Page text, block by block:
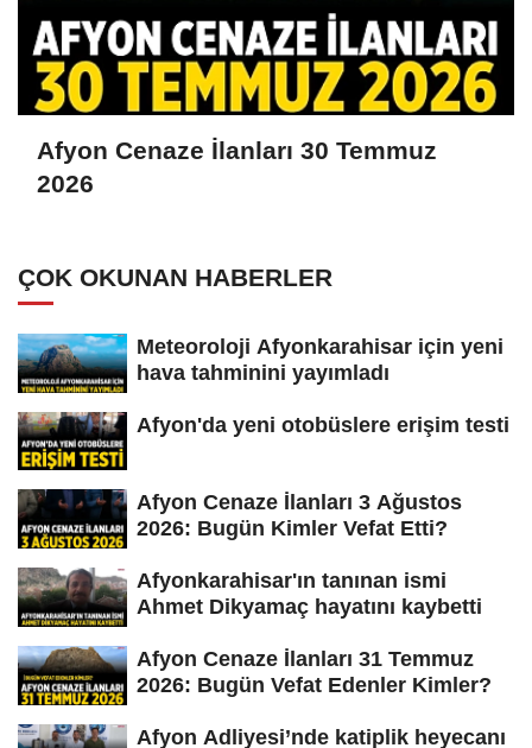
Afyon Cenaze İlanları 30 Temmuz
2026
ÇOK OKUNAN HABERLER
Meteoroloji Afyonkarahisar için yeni
hava tahminini yayımladı
Afyon'da yeni otobüslere erişim testi
Afyon Cenaze İlanları 3 Ağustos
2026: Bugün Kimler Vefat Etti?
Afyonkarahisar'ın tanınan ismi
Ahmet Dikyamaç hayatını kaybetti
Afyon Cenaze İlanları 31 Temmuz
2026: Bugün Vefat Edenler Kimler?
Afyon Adliyesi’nde katiplik heyecanı